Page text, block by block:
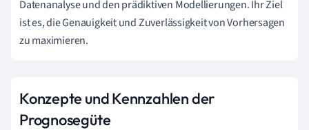
Datenanalyse und den prädiktiven Modellierungen. Ihr Ziel
ist es, die Genauigkeit und Zuverlässigkeit von Vorhersagen
zu maximieren.
Konzepte und Kennzahlen der
Prognosegüte